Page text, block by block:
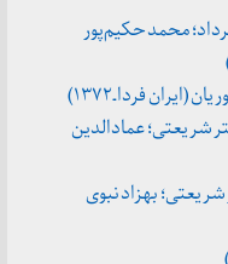
محمد حکیم‌پور
فردا ـ ۱۳۷۲)
شریعتی؛ عمادالدین
بهزاد نبوی